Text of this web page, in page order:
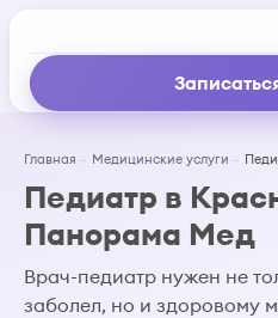
Главная Медицинские услуги
Педиатр в
Панорама Мед
Врач-педиатр нужен не
заболел, но и здоровому